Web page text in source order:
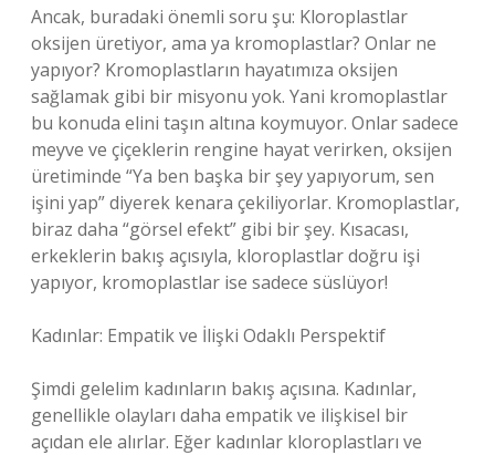
Ancak, buradaki önemli soru şu: Kloroplastlar
oksijen üretiyor, ama ya kromoplastlar? Onlar ne
yapıyor? Kromoplastların hayatımıza oksijen
sağlamak gibi bir misyonu yok. Yani kromoplastlar
bu konuda elini taşın altına koymuyor. Onlar sadece
meyve ve çiçeklerin rengine hayat verirken, oksijen
üretiminde “Ya ben başka bir şey yapıyorum, sen
işini yap” diyerek kenara çekiliyorlar. Kromoplastlar,
biraz daha “görsel efekt” gibi bir şey. Kısacası,
erkeklerin bakış açısıyla, kloroplastlar doğru işi
yapıyor, kromoplastlar ise sadece süslüyor!
Kadınlar: Empatik ve İlişki Odaklı Perspektif
Şimdi gelelim kadınların bakış açısına. Kadınlar,
genellikle olayları daha empatik ve ilişkisel bir
açıdan ele alırlar. Eğer kadınlar kloroplastları ve